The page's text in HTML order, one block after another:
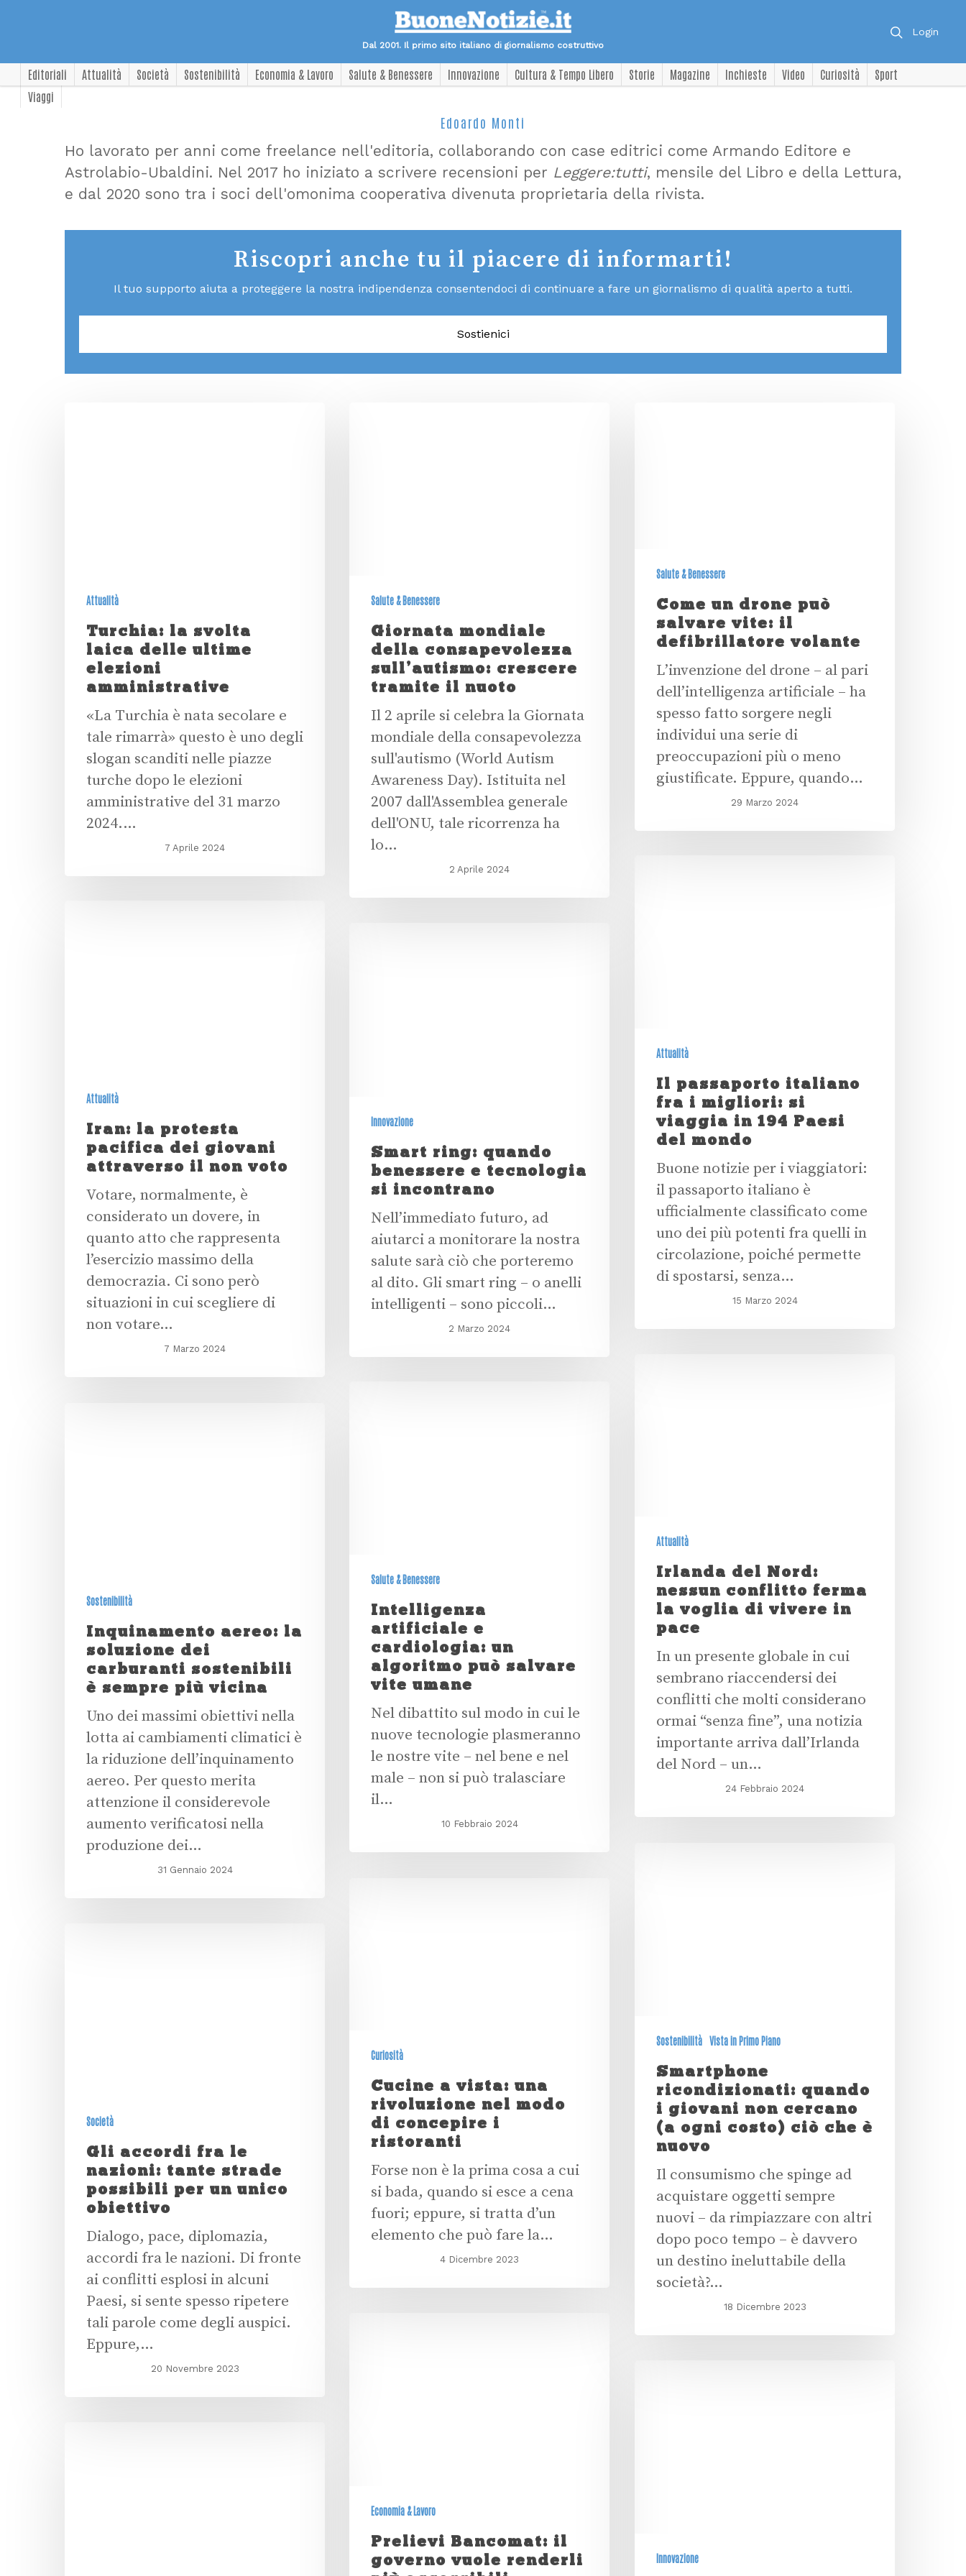
Dal 2001. Il primo sito italiano di giornalismo costruttivo
Login
Editoriali Attualità Società Sostenibilità Economia & Lavoro Salute & Benessere Innovazione Cultura & Tempo Libero Storie Magazine Inchieste Video Curiosità
Sport
Viaggi
Edoardo Monti
Ho lavorato per anni come freelance nell'editoria, collaborando con case editrici come Armando Editore e
Astrolabio-Ubaldini. Nel 2017 ho iniziato a scrivere recensioni per Leggere:tutti, mensile del Libro e della Lettura,
e dal 2020 sono tra i soci dell'omonima cooperativa divenuta proprietaria della rivista.
Riscopri anche tu il piacere di informarti!
Il tuo supporto aiuta a proteggere la nostra indipendenza consentendoci di continuare a fare un giornalismo di qualità aperto a tutti.
Sostienici
Attualità
Turchia: la svolta
laica delle ultime
elezioni
amministrative
«La Turchia è nata secolare e
tale rimarrà» questo è uno degli
slogan scanditi nelle piazze
turche dopo le elezioni
amministrative del 31 marzo
2024.…
7 Aprile 2024
Salute & Benessere
Giornata mondiale
della consapevolezza
sull’autismo: crescere
tramite il nuoto
Il 2 aprile si celebra la Giornata
mondiale della consapevolezza
sull'autismo (World Autism
Awareness Day). Istituita nel
2007 dall'Assemblea generale
dell'ONU, tale ricorrenza ha
lo…
2 Aprile 2024
Salute & Benessere
Come un drone può
salvare vite: il
defibrillatore volante
L’invenzione del drone – al pari
dell’intelligenza artificiale – ha
spesso fatto sorgere negli
individui una serie di
preoccupazioni più o meno
giustificate. Eppure, quando…
29 Marzo 2024
Attualità
Il passaporto italiano
fra i migliori: si
viaggia in 194 Paesi
del mondo
Buone notizie per i viaggiatori:
il passaporto italiano è
ufficialmente classificato come
uno dei più potenti fra quelli in
circolazione, poiché permette
di spostarsi, senza…
15 Marzo 2024
Attualità
Iran: la protesta
pacifica dei giovani
attraverso il non voto
Votare, normalmente, è
considerato un dovere, in
quanto atto che rappresenta
l’esercizio massimo della
democrazia. Ci sono però
situazioni in cui scegliere di
non votare…
7 Marzo 2024
Innovazione
Smart ring: quando
benessere e tecnologia
si incontrano
Nell’immediato futuro, ad
aiutarci a monitorare la nostra
salute sarà ciò che porteremo
al dito. Gli smart ring – o anelli
intelligenti – sono piccoli…
2 Marzo 2024
Attualità
Irlanda del Nord:
nessun conflitto ferma
la voglia di vivere in
pace
In un presente globale in cui
sembrano riaccendersi dei
conflitti che molti considerano
ormai “senza fine”, una notizia
importante arriva dall’Irlanda
del Nord – un…
24 Febbraio 2024
Salute & Benessere
Intelligenza
artificiale e
cardiologia: un
algoritmo può salvare
vite umane
Nel dibattito sul modo in cui le
nuove tecnologie plasmeranno
le nostre vite – nel bene e nel
male – non si può tralasciare
il…
10 Febbraio 2024
Sostenibilità
Inquinamento aereo: la
soluzione dei
carburanti sostenibili
è sempre più vicina
Uno dei massimi obiettivi nella
lotta ai cambiamenti climatici è
la riduzione dell’inquinamento
aereo. Per questo merita
attenzione il considerevole
aumento verificatosi nella
produzione dei…
31 Gennaio 2024
Sostenibilità Vista in Primo Piano
Smartphone
ricondizionati: quando
i giovani non cercano
(a ogni costo) ciò che è
nuovo
Il consumismo che spinge ad
acquistare oggetti sempre
nuovi – da rimpiazzare con altri
dopo poco tempo – è davvero
un destino ineluttabile della
società?…
18 Dicembre 2023
Curiosità
Cucine a vista: una
rivoluzione nel modo
di concepire i
ristoranti
Forse non è la prima cosa a cui
si bada, quando si esce a cena
fuori; eppure, si tratta d’un
elemento che può fare la…
4 Dicembre 2023
Società
Gli accordi fra le
nazioni: tante strade
possibili per un unico
obiettivo
Dialogo, pace, diplomazia,
accordi fra le nazioni. Di fronte
ai conflitti esplosi in alcuni
Paesi, si sente spesso ripetere
tali parole come degli auspici.
Eppure,…
20 Novembre 2023
Economia & Lavoro
Prelievi Bancomat: il
governo vuole renderli
Innovazione